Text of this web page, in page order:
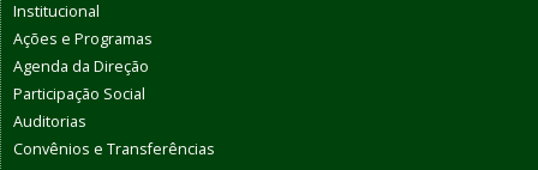
Institucional
Ações e Programas
Agenda da Direção
Participação Social
Auditorias
Convênios e Transferências